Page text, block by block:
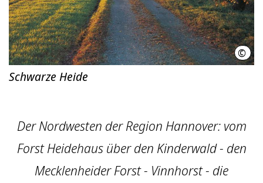
©
Schwarze Heide
Der Nordwesten der Region Hannover: vom
Forst Heidehaus über den Kinderwald - den
Mecklenheider Forst - Vinnhorst - die